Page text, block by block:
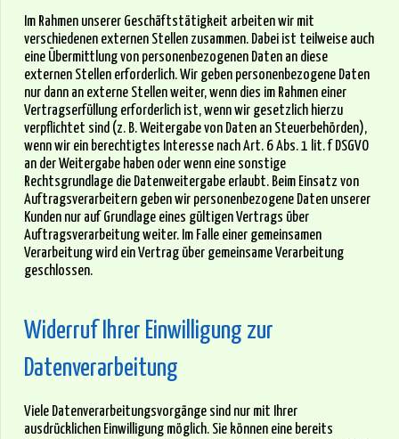
Im Rahmen unserer Geschäftstätigkeit arbeiten wir mit
verschiedenen externen Stellen zusammen. Dabei ist teilweise auch
eine Übermittlung von personenbezogenen Daten an diese
externen Stellen erforderlich. Wir geben personenbezogene Daten
nur dann an externe Stellen weiter, wenn dies im Rahmen einer
Vertragserfüllung erforderlich ist, wenn wir gesetzlich hierzu
verpflichtet sind (z. B. Weitergabe von Daten an Steuerbehörden),
wenn wir ein berechtigtes Interesse nach Art. 6 Abs. 1 lit. f DSGVO
an der Weitergabe haben oder wenn eine sonstige
Rechtsgrundlage die Datenweitergabe erlaubt. Beim Einsatz von
Auftragsverarbeitern geben wir personenbezogene Daten unserer
Kunden nur auf Grundlage eines gültigen Vertrags über
Auftragsverarbeitung weiter. Im Falle einer gemeinsamen
Verarbeitung wird ein Vertrag über gemeinsame Verarbeitung
geschlossen.
Widerruf Ihrer Einwilligung zur
Datenverarbeitung
Viele Datenverarbeitungsvorgänge sind nur mit Ihrer
ausdrücklichen Einwilligung möglich. Sie können eine bereits